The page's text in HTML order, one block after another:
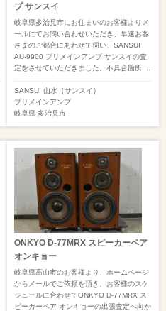
プ サンスイ
岐阜県多治見市にお住まいのお客様よりメ
ールにてお問い合わせいただき、早速お客
さまのご都合にあわせて伺い、SANSUI
AU-9900 プリメインアンプ サンスイの査
定をさせていただきました。不具合箇所 ...
SANSUI 山水（サンスイ）
プリメインアンプ
岐阜県 多治見市
ONKYO D-77MRX スピーカーペア
オンキョー
岐阜県高山市のお客様より、ホームページ
からメールでご依頼を頂き、お客様のスケ
ジュールに合わせてONKYO D-77MRX ス
ピーカーペア オンキョーの出張査定へ向か